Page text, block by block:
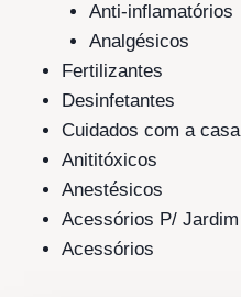
Anti-inflamatórios
Analgésicos
Fertilizantes
Desinfetantes
Cuidados com a casa
Anititóxicos
Anestésicos
Acessórios P/ Jardim
Acessórios